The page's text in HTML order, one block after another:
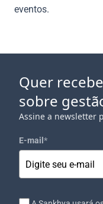
eventos.
Quer
sobre
Assine a newsletter
E-mail *